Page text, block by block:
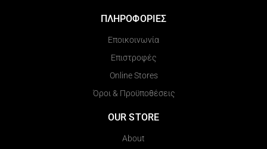
ΠΛΗΡΟΦΟΡΙΕΣ
Εποικοινωνία
Επιστροφές
Online Stores
Όροι & Προϋποθέσεις
OUR STORE
About